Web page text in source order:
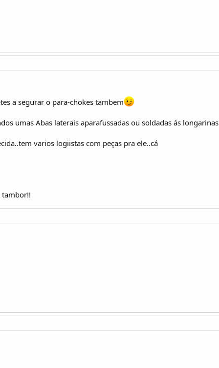
a segurar o para-chokes tambem
umas Abas laterais aparafussadas ou soldadas ás longarinas
varios logiistas com peças pra ele..cá
tambor!!